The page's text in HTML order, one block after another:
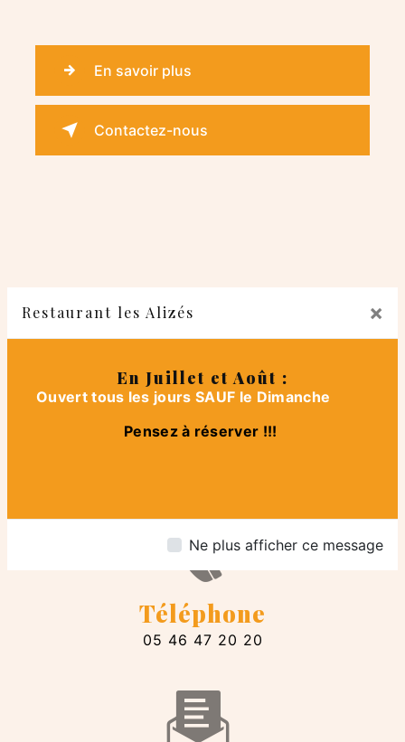
Restaurant les Alizés ×
En Juillet et Août :
Ouvert tous les jours SAUF le Dimanche
Pensez à réserver !!!
Ne plus afficher ce message
En savoir plus
Contactez-nous
Adresse
Téléphone
05 46 47 20 20